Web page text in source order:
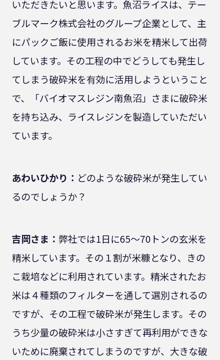
いただきたいと思います。魚沼ライスは、テー
ブルマーク株式会社のグループ企業として、主
にパックご飯に使用されるお米を精米して出荷
しています。その工程の中でどうしても発生し
てしまう破砕米を有効に活用しようということ
で、「バイオマスレジン南魚沼」さまに破砕米
を持ち込み、ライスレジンを製造していただい
ています。
あわいひかり： どのような破砕米が発生してい
るのでしょうか？
吉岡さま： 弊社では1日に65〜70トンの玄米を
精米しています。その１割が米糠となり、きの
こ栽培などに利用されています。精米されたお
米は４種類のフィルターを通して選別されるの
ですが、その工程で破砕米が発生します。その
うち少量の破砕米は小さすぎて再利用ができな
いために廃棄されてしまうのですが、大きな破